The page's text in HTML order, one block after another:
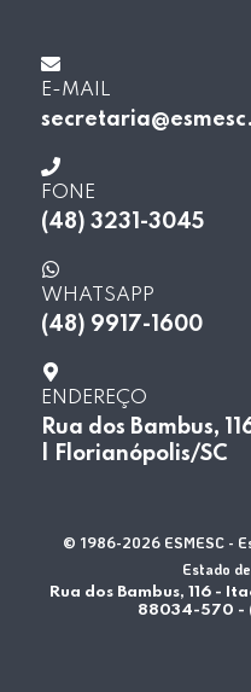
E-MAIL
FONE
(48) 3231-3045
WHATSAPP
(48) 9917-1600
ENDEREÇO
Rua dos Bambus,
| Florianópolis/SC
© 1986-2026 ESMESC -
Estado
Rua dos Bambus, 116 -
88034-570 -